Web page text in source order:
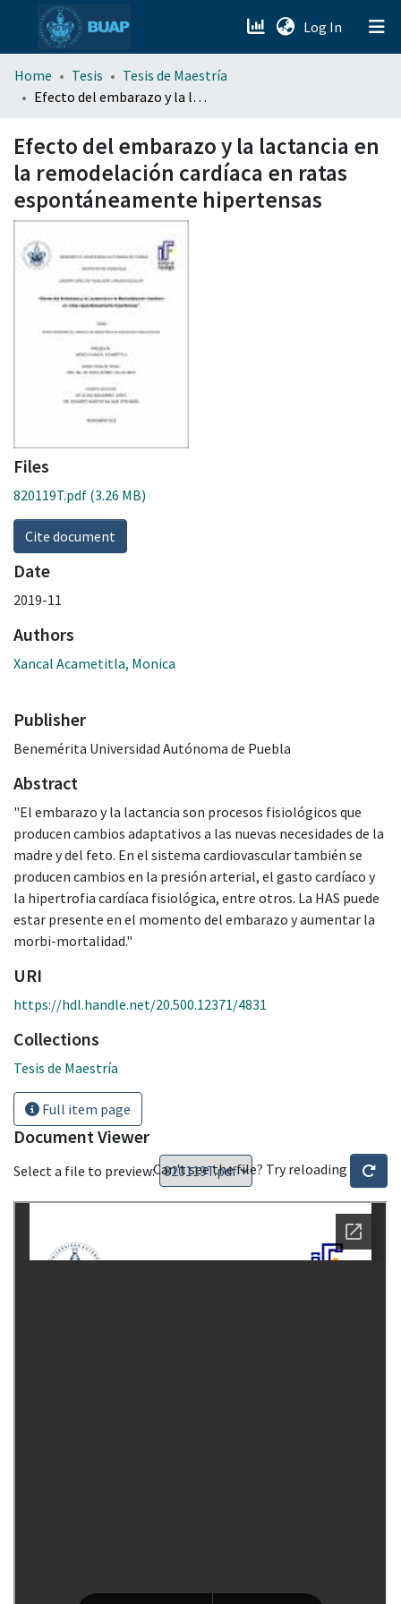
Log In (current)
menu.section.about_menu
Home Tesis
Tesis de Maestría
Efecto del embarazo y la lactancia en la remodelación cardíaca en ratas espontáneamente hipertensas
Efecto del embarazo y la lactancia en
la remodelación cardíaca en ratas
espontáneamente hipertensas
Files
820119T.pdf (3.26 MB)
Cite document
Date
2019-11
Authors
Xancal Acametitla, Monica
Publisher
Benemérita Universidad Autónoma de Puebla
Abstract
"El embarazo y la lactancia son procesos fisiológicos que
producen cambios adaptativos a las nuevas necesidades de la
madre y del feto. En el sistema cardiovascular también se
producen cambios en la presión arterial, el gasto cardíaco y
la hipertrofia cardíaca fisiológica, entre otros. La HAS puede
estar presente en el momento del embarazo y aumentar la
morbi-mortalidad."
URI
https://hdl.handle.net/20.500.12371/4831
Collections
Tesis de Maestría
Full item page
Document Viewer
Select a file to preview:Can't see the file? Try reloading